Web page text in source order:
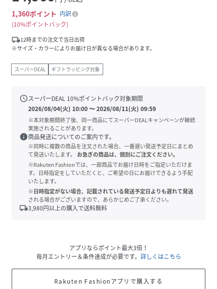
1,360ポイント 内訳
10%ポイントバック
local_shipping12時までの注文で当日出荷
※サイズ・カラーによりお届け日が異なる場合があります。
スーパーDEAL ギフトラッピング対象
scheduleスーパーDEAL 10%ポイントバック対象期間
2026/08/04(火) 10:00〜2026/08/11(火) 09:59
※本対象期間終了後、同一商品にてスーパーDEALキャンペーンが継続
実施されることがあります。
info商品発送についてのご案内です。
※同時に複数の商品を注文された場合、一番遅い発送予定日にまとめ
て発送いたします。
お急ぎの商品は、個別にご注文ください。
※Rakuten Fashionでは、一部商品でお届け日時をご指定いただけま
す。日時指定をしていただくと、ご希望の日にお届けできるよう手配
いたします。
※日時指定がない場合、記載されている発送予定日よりも遅れて発送
される場合がございますので、あらかじめご了承ください。
local_shipping3,980円以上の購入で送料無料
アプリならポイント最大3倍！
毎月エントリー＆条件達成が必要です。 詳しくはこちら
Rakuten Fashionアプリで購入する